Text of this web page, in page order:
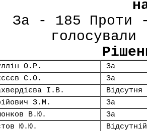
За - 185 Проти
О.Р.
За
С.О.
За
І.В.
Відсутня
З.М.
За
В.Ю.
За
Ю.Ю.
Відсутній